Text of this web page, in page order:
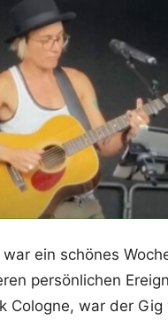
war ein schönes
persönlichen
Cologne, war der Gig